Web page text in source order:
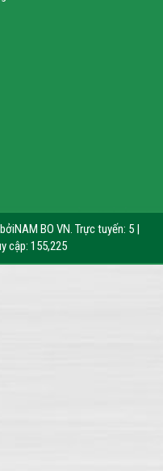
NAM BO VN. Trực tuyến: 5 |
cập: 155,225